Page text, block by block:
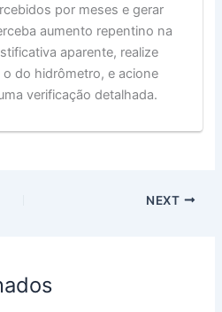
por meses e gerar
aumento repentino na
aparente, realize
do hidrômetro, e acione
verificação detalhada.
NEXT